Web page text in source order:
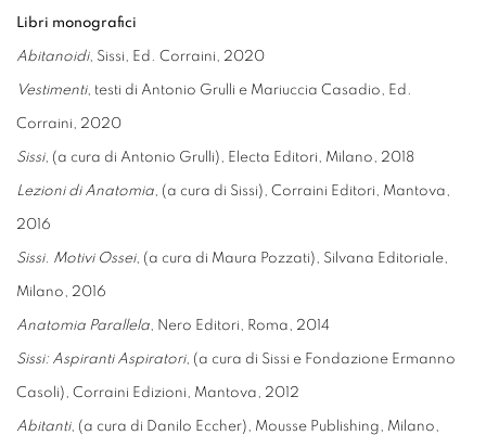
Libri monografici
Abitanoidi, Sissi, Ed. Corraini, 2020
Vestimenti, testi di Antonio Grulli e Mariuccia Casadio, Ed.
Corraini, 2020
Sissi, (a cura di Antonio Grulli), Electa Editori, Milano, 2018
Lezioni di Anatomia, (a cura di Sissi), Corraini Editori, Mantova,
2016
Sissi. Motivi Ossei, (a cura di Maura Pozzati), Silvana Editoriale,
Milano, 2016
Anatomia Parallela, Nero Editori, Roma, 2014
Sissi: Aspiranti Aspiratori, (a cura di Sissi e Fondazione Ermanno
Casoli), Corraini Edizioni, Mantova, 2012
Abitanti, (a cura di Danilo Eccher), Mousse Publishing, Milano,